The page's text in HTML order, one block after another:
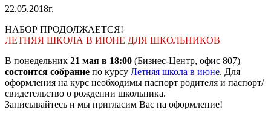
22.05.2018г.
НАБОР ПРОДОЛЖАЕТСЯ!
ЛЕТНЯЯ ШКОЛА В ИЮНЕ ДЛЯ ШКОЛЬНИКОВ
В понедельник 21 мая в 18:00 (Бизнес-Центр, офис 807)
состоится собрание по курсу Летняя школа в июне. Для
оформления на курс необходимы паспорт родителя и паспорт/
свидетельство о рождении школьника.
Записывайтесь и мы пригласим Вас на оформление!